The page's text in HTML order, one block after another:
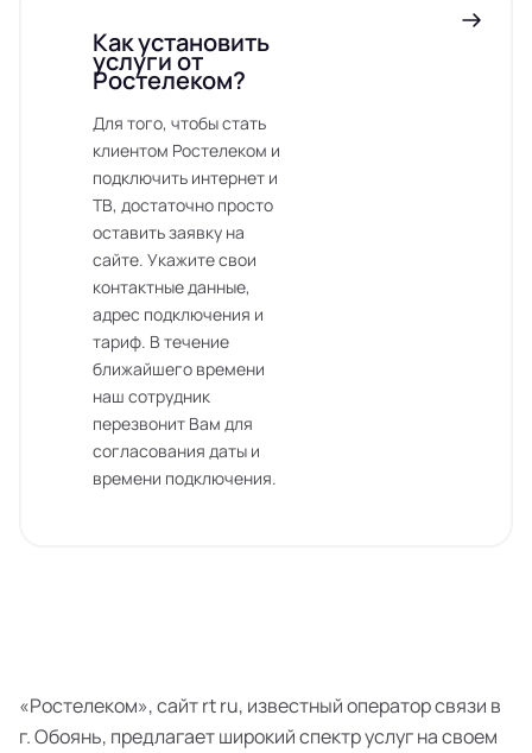
Как установить
услуги от
Ростелеком?
Для того, чтобы стать
клиентом Ростелеком и
подключить интернет и
ТВ, достаточно просто
оставить заявку на
сайте. Укажите свои
контактные данные,
адрес подключения и
тариф. В течение
ближайшего времени
наш сотрудник
перезвонит Вам для
согласования даты и
времени подключения.
«Ростелеком», сайт rt ru, известный оператор связи в
г. Обоянь, предлагает широкий спектр услуг на своем